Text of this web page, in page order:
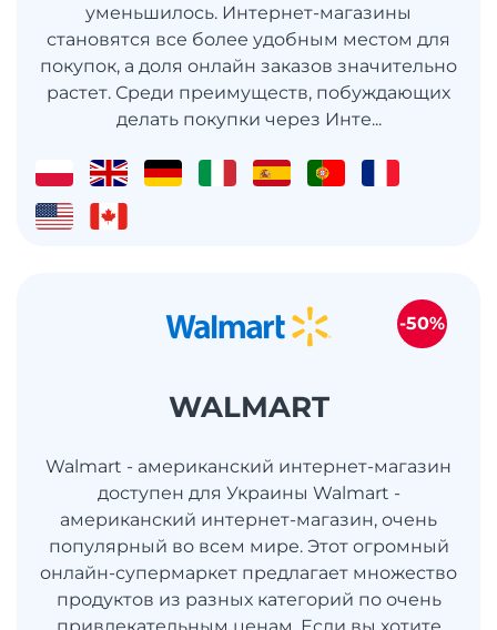
уменьшилось. Интернет-магазины
становятся все более удобным местом для
покупок, а доля онлайн заказов значительно
растет. Среди преимуществ, побуждающих
делать покупки через Инте...
WALMART
Walmart - американский интернет-магазин
доступен для Украины Walmart -
американский интернет-магазин, очень
популярный во всем мире. Этот огромный
онлайн-супермаркет предлагает множество
продуктов из разных категорий по очень
-50%